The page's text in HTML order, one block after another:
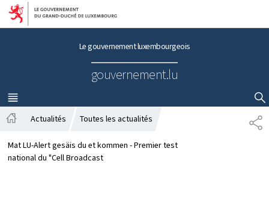
Aller au menu principal
Aller au contenu
Le gouvernement luxembourgeois
gouvernement.lu
MENU
PRINCIPAL
AFFICHER / MASQUER LA RECHERCHE
P
A
c
c
Actualités Toutes les actualités
Mat LU-Alert gesäis du et kommen - Premier test
national du "Cell Broadcast